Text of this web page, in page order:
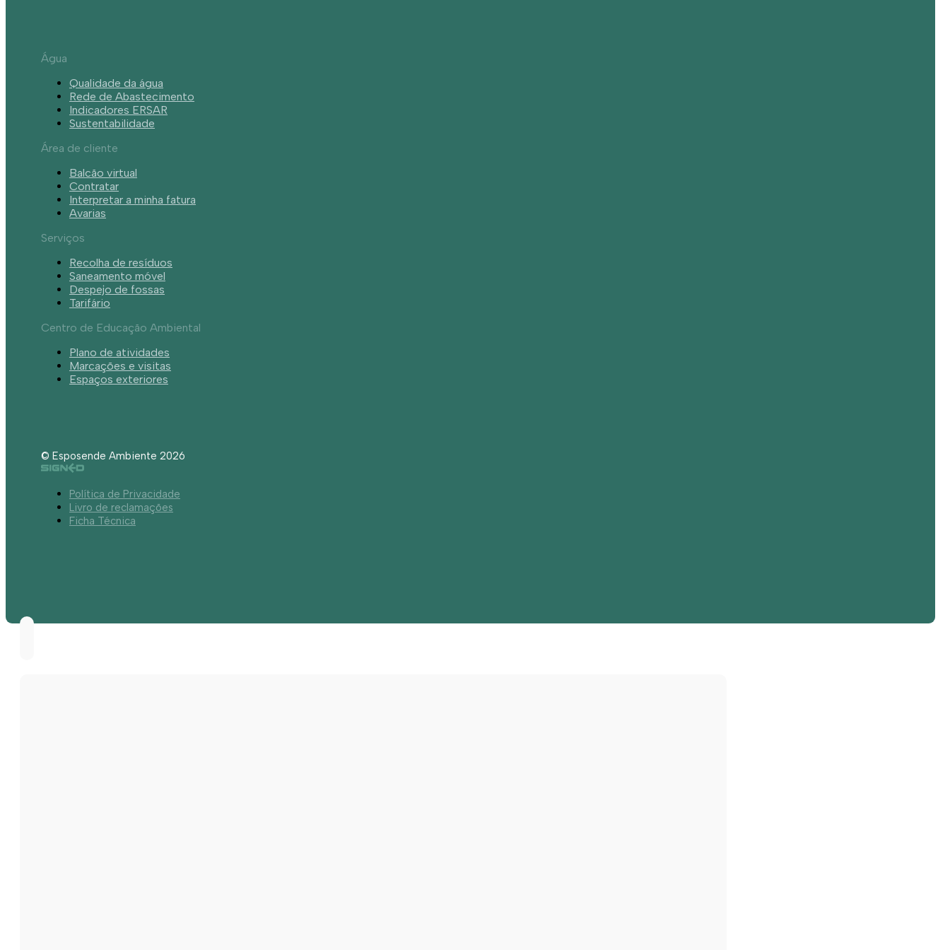
Água
Qualidade da água
Rede de Abastecimento
Indicadores ERSAR
Sustentabilidade
Área de cliente
Balcão virtual
Contratar
Interpretar a minha fatura
Avarias
Serviços
Recolha de resíduos
Saneamento móvel
Despejo de fossas
Tarifário
Centro de Educação Ambiental
Plano de atividades
Marcações e visitas
Espaços exteriores
© Esposende Ambiente 2026
Política de Privacidade
Livro de reclamações
Ficha Técnica